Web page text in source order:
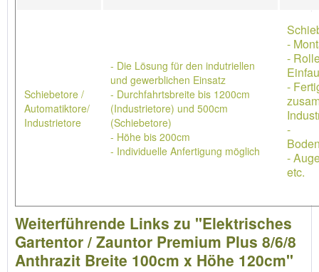
Schiebetore /
Automatiktore/
Industrietore
- Die Lösung für den indutriellen
und gewerblichen Einsatz
- Durchfahrtsbreite bis 1200cm
(Industrietore) und 500cm
(Schiebetore)
- Höhe bis 200cm
- Individuelle Anfertigung möglich
-
-
-
-
-
etc.
Weiterführende Links zu "Elektrisches
Gartentor / Zauntor Premium Plus 8/6/8
Anthrazit Breite 100cm x Höhe 120cm"